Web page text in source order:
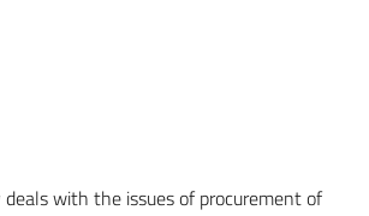
with the issues of procurement of